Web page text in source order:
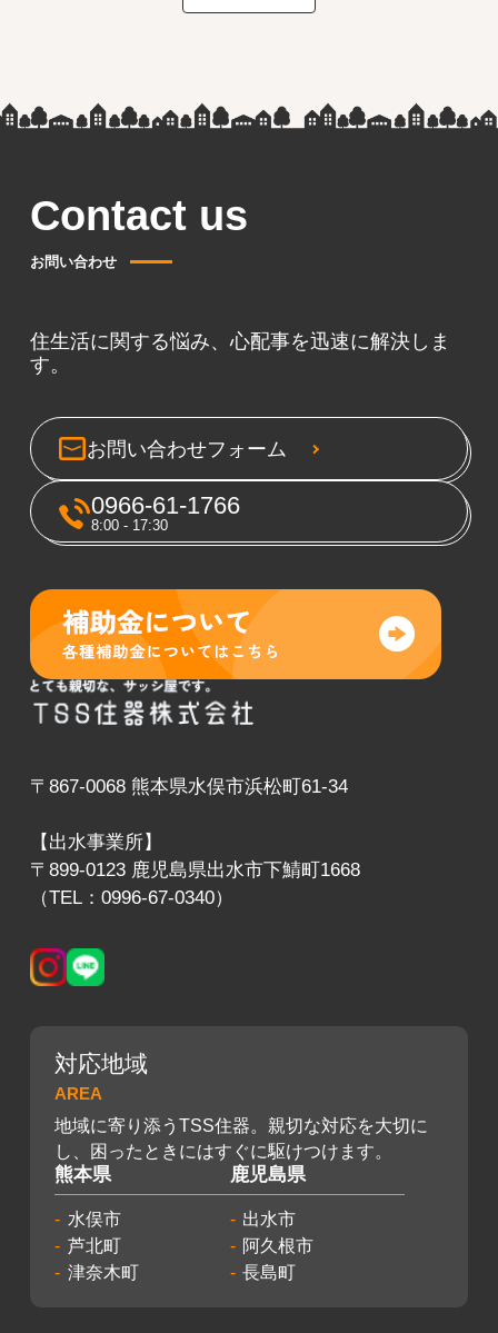
Contact us
お問い合わせ
住生活に関する悩み、心配事を迅速に解決しま
す。
お問い合わせフォーム
0966-61-1766
8:00 - 17:30
〒867-0068 熊本県水俣市浜松町61-34
【出水事業所】
〒899-0123 鹿児島県出水市下鯖町1668
（TEL：0996-67-0340）
対応地域
AREA
地域に寄り添うTSS住器。親切な対応を大切に
し、困ったときにはすぐに駆けつけます。
熊本県
水俣市
芦北町
津奈木町
鹿児島県
出水市
阿久根市
長島町